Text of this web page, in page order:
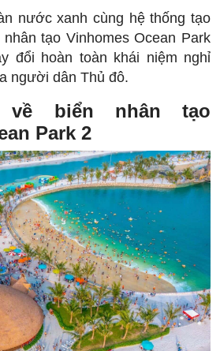
nước xanh cùng hệ thống tạo
tạo Vinhomes Ocean Park
đổi hoàn toàn khái niệm nghỉ
người dân Thủ đô.
về biển nhân tạo
Park 2